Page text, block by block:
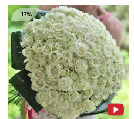
-17%